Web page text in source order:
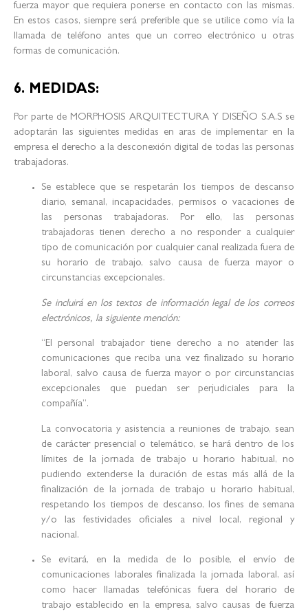
fuerza mayor que requiera ponerse en contacto con las mismas.
En estos casos, siempre será preferible que se utilice como vía la
llamada de teléfono antes que un correo electrónico u otras
formas de comunicación.
6. MEDIDAS:
Por parte de MORPHOSIS ARQUITECTURA Y DISEÑO S.A.S se
adoptarán las siguientes medidas en aras de implementar en la
empresa el derecho a la desconexión digital de todas las personas
trabajadoras.
Se establece que se respetarán los tiempos de descanso
diario, semanal, incapacidades, permisos o vacaciones de
las personas trabajadoras. Por ello, las personas
trabajadoras tienen derecho a no responder a cualquier
tipo de comunicación por cualquier canal realizada fuera de
su horario de trabajo, salvo causa de fuerza mayor o
circunstancias excepcionales.
Se incluirá en los textos de información legal de los correos
electrónicos, la siguiente mención:
“El personal trabajador tiene derecho a no atender las
comunicaciones que reciba una vez finalizado su horario
laboral, salvo causa de fuerza mayor o por circunstancias
excepcionales que puedan ser perjudiciales para la
compañía”.
La convocatoria y asistencia a reuniones de trabajo, sean
de carácter presencial o telemático, se hará dentro de los
límites de la jornada de trabajo u horario habitual, no
pudiendo extenderse la duración de estas más allá de la
finalización de la jornada de trabajo u horario habitual,
respetando los tiempos de descanso, los fines de semana
y/o las festividades oficiales a nivel local, regional y
nacional.
Se evitará, en la medida de lo posible, el envío de
comunicaciones laborales finalizada la jornada laboral, así
como hacer llamadas telefónicas fuera del horario de
trabajo establecido en la empresa, salvo causas de fuerza